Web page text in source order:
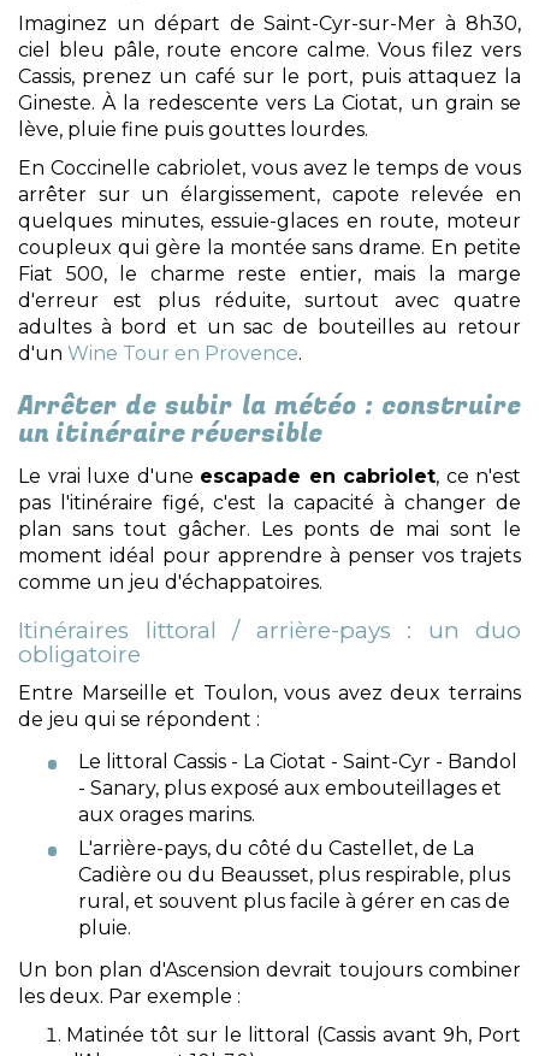
Imaginez un départ de Saint-Cyr-sur-Mer à 8h30,
ciel bleu pâle, route encore calme. Vous filez vers
Cassis, prenez un café sur le port, puis attaquez la
Gineste. À la redescente vers La Ciotat, un grain se
lève, pluie fine puis gouttes lourdes.
En Coccinelle cabriolet, vous avez le temps de vous
arrêter sur un élargissement, capote relevée en
quelques minutes, essuie-glaces en route, moteur
coupleux qui gère la montée sans drame. En petite
Fiat 500, le charme reste entier, mais la marge
d'erreur est plus réduite, surtout avec quatre
adultes à bord et un sac de bouteilles au retour
d'un Wine Tour en Provence.
Arrêter de subir la météo : construire
un itinéraire réversible
Le vrai luxe d'une escapade en cabriolet, ce n'est
pas l'itinéraire figé, c'est la capacité à changer de
plan sans tout gâcher. Les ponts de mai sont le
moment idéal pour apprendre à penser vos trajets
comme un jeu d'échappatoires.
Itinéraires littoral / arrière-pays : un duo
obligatoire
Entre Marseille et Toulon, vous avez deux terrains
de jeu qui se répondent :
Le littoral Cassis - La Ciotat - Saint-Cyr - Bandol
- Sanary, plus exposé aux embouteillages et
aux orages marins.
L'arrière-pays, du côté du Castellet, de La
Cadière ou du Beausset, plus respirable, plus
rural, et souvent plus facile à gérer en cas de
pluie.
Un bon plan d'Ascension devrait toujours combiner
les deux. Par exemple :
Matinée tôt sur le littoral (Cassis avant 9h, Port